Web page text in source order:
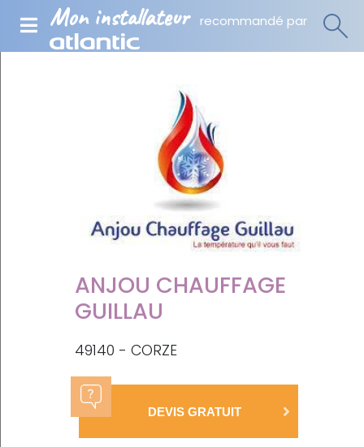
Mon installateur recommandé par
ANJOU CHAUFFAGE
GUILLAU
49140 - CORZE
DEVIS GRATUIT